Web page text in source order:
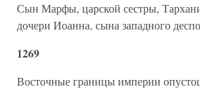
Сын Марфы, царской сестры,
дочери Иоанна, сына западного
1269
Восточные границы империи